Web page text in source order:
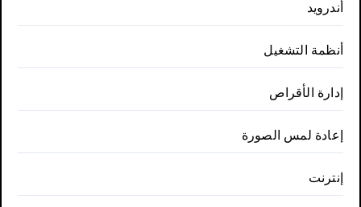
أندرويد
أنظمة التشغيل
إدارة الأقراص
إعادة لمس الصورة
إنترنت